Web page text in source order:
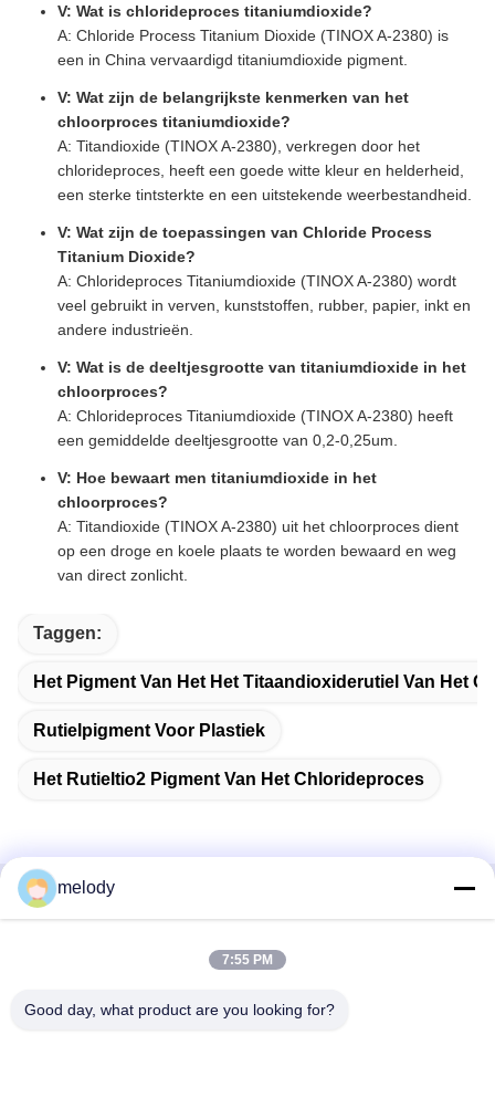
V: Wat is chlorideproces titaniumdioxide?
A: Chloride Process Titanium Dioxide (TINOX A-2380) is
een in China vervaardigd titaniumdioxide pigment.
V: Wat zijn de belangrijkste kenmerken van het
chloorproces titaniumdioxide?
A: Titandioxide (TINOX A-2380), verkregen door het
chlorideproces, heeft een goede witte kleur en helderheid,
een sterke tintsterkte en een uitstekende weerbestandheid.
V: Wat zijn de toepassingen van Chloride Process
Titanium Dioxide?
A: Chlorideproces Titaniumdioxide (TINOX A-2380) wordt
veel gebruikt in verven, kunststoffen, rubber, papier, inkt en
andere industrieën.
V: Wat is de deeltjesgrootte van titaniumdioxide in het
chloorproces?
A: Chlorideproces Titaniumdioxide (TINOX A-2380) heeft
een gemiddelde deeltjesgrootte van 0,2-0,25um.
V: Hoe bewaart men titaniumdioxide in het
chloorproces?
A: Titandioxide (TINOX A-2380) uit het chloorproces dient
op een droge en koele plaats te worden bewaard en weg
van direct zonlicht.
Taggen:
Het Pigment Van Het Het Titaandioxiderutiel Van Het
Rutielpigment Voor Plastiek
Het Rutieltio2 Pigment Van Het Chlorideproces
Snel contact
1st Verdieping, No.40, No.69, de Middenstraat van
melody
7:55 PM
Good day, what product are you looking for?